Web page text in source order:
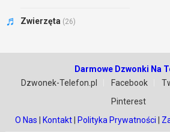
Zwierzęta (26)
Darmowe Dzwonki Na
Dzwonek-Telefon.pl
Facebook
Pinterest
O Nas
Kontakt Polityka Prywatności